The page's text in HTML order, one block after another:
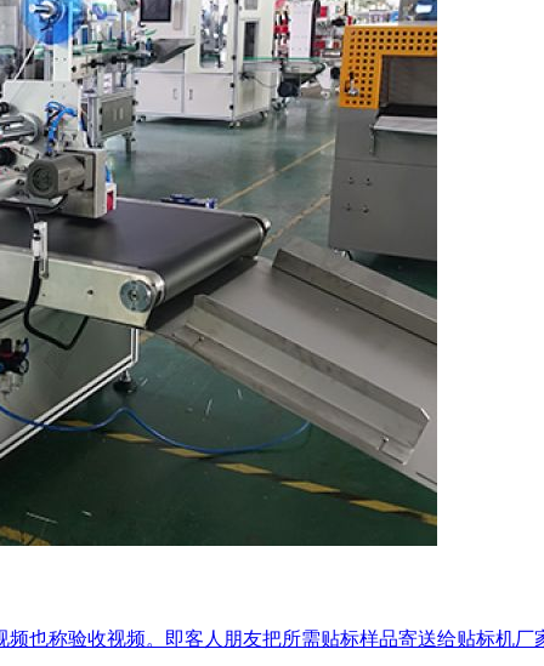
也称验收视频。即客人朋友把所需贴标样品寄送给贴标机